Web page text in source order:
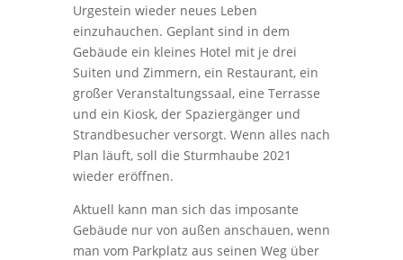
Urgestein wieder neues Leben
einzuhauchen. Geplant sind in dem
Gebäude ein kleines Hotel mit je drei
Suiten und Zimmern, ein Restaurant, ein
großer Veranstaltungssaal, eine Terrasse
und ein Kiosk, der Spaziergänger und
Strandbesucher versorgt. Wenn alles nach
Plan läuft, soll die Sturmhaube 2021
wieder eröffnen.
Aktuell kann man sich das imposante
Gebäude nur von außen anschauen, wenn
man vom Parkplatz aus seinen Weg über